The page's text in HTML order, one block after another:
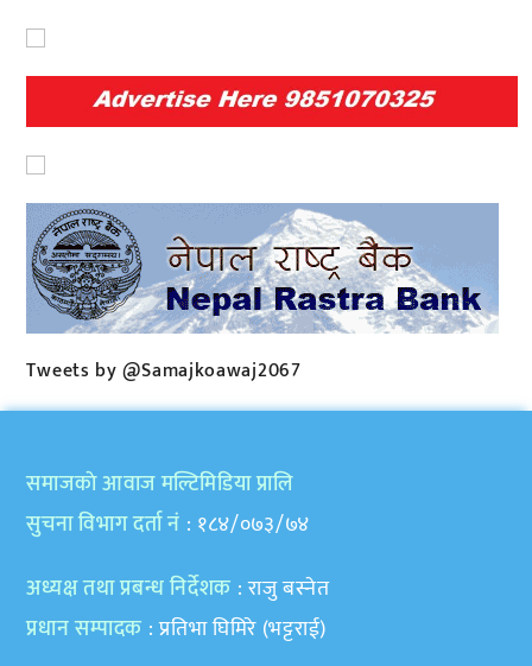
Tweets by @Samajkoawaj2067
समाजकाे आवाज मल्टिमिडिया प्रालि
सुचना विभाग दर्ता नं : १८४/०७३/७४
अध्यक्ष तथा प्रबन्ध निर्देशक : राजु बस्नेत
प्रधान सम्पादक : प्रतिभा घिमिरे (भट्टराई)